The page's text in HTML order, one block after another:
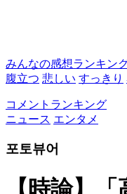
みんなの感想ランキン
腹立つ 悲しい すっきり
コメントランキング
ニュース エンタメ
포토뷰어
【時論】